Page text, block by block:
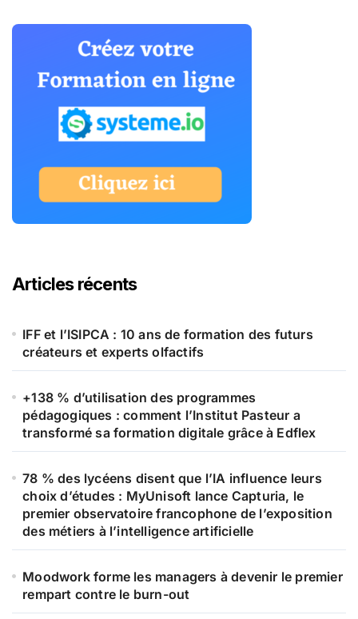
Articles récents
IFF et l’ISIPCA : 10 ans de formation des futurs
créateurs et experts olfactifs
+138 % d’utilisation des programmes
pédagogiques : comment l’Institut Pasteur a
transformé sa formation digitale grâce à Edflex
78 % des lycéens disent que l’IA influence leurs
choix d’études : MyUnisoft lance Capturia, le
premier observatoire francophone de l’exposition
des métiers à l’intelligence artificielle
Moodwork forme les managers à devenir le premier
rempart contre le burn-out